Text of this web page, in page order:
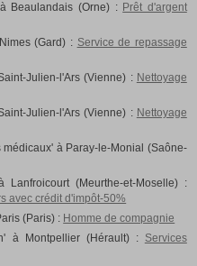
Beaulandais (Orne) : Prêt d'argent
(Gard) : Service de repassage
Julien-l'Ars (Vienne) : Nettoyage
Julien-l'Ars (Vienne) : Nettoyage
à Paray-le-Monial (Saône-
Lanfroicourt (Meurthe-et-Moselle) :
avec crédit d'impôt-50%
(Paris) : Homme de compagnie
à Montpellier (Hérault) : Services